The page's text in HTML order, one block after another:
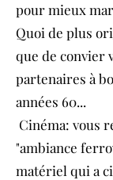
pour mieux
Quoi de plus
que de convier
partenaires à
années 60...
Cinéma: vous
"ambiance
matériel qui a